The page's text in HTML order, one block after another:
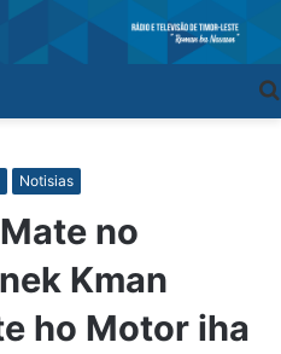
Notisias
no
Kman
ho Motor iha